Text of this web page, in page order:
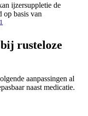
ijzersuppletie de
basis van
1
rusteloze
aanpassingen al
naast medicatie.